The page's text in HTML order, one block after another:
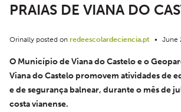
PRAIAS DE VIANA DO
Orinally posted on redeescolardeciencia.pt • June
O Município de Viana do Castelo e o
Viana do Castelo promovem atividades de
e de segurança balnear, durante o mês de
costa vianense.